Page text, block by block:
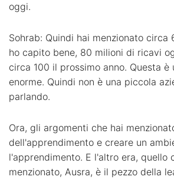
oggi.
Sohrab: Quindi hai menzionato circa
ho capito bene, 80 milioni di ricavi
circa 100 il prossimo anno. Questa è
enorme. Quindi non è una piccola
parlando.
Ora, gli argomenti che hai
dell'apprendimento e creare un
l'apprendimento. E l'altro era, quello
menzionato, Ausra, è il pezzo della